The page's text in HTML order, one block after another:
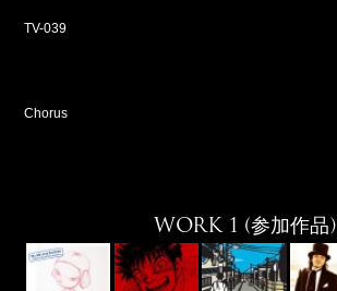
TV-039
Chorus
WORK 1 (参加作品)